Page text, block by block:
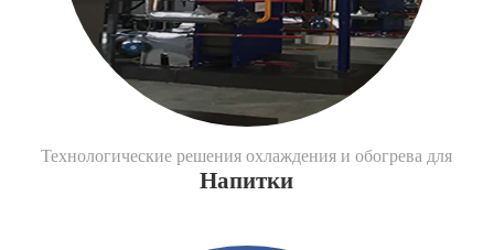
Технологические решения охлаждения и обогрева для
Напитки